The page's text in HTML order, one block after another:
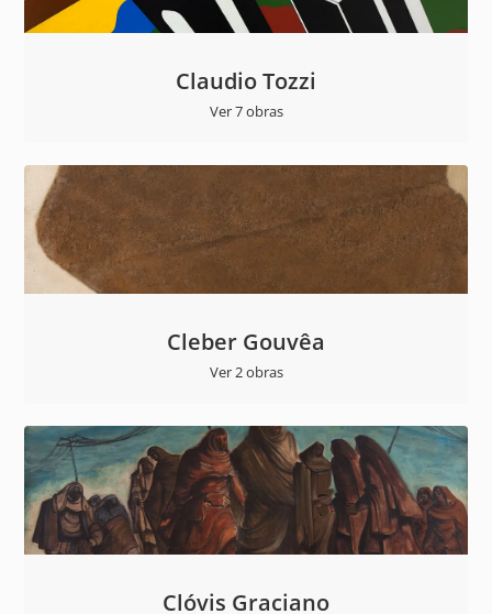
Claudio Tozzi
Ver 7 obras
Cleber Gouvêa
Ver 2 obras
Clóvis Graciano